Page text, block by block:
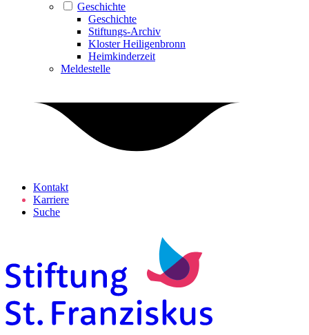
Geschichte
Geschichte
Stiftungs-Archiv
Kloster Heiligenbronn
Heimkinderzeit
Meldestelle
Kontakt
Karriere
Suche